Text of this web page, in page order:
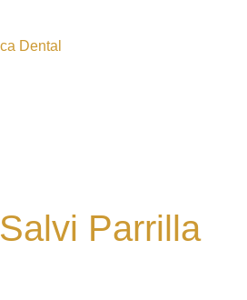
Salvi Parrilla